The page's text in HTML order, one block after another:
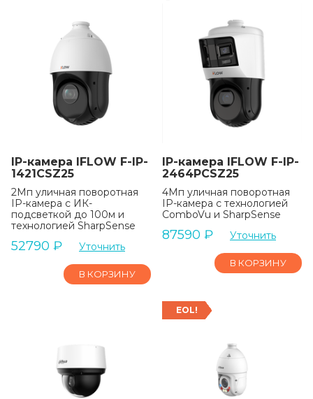
IP-камера IFLOW F-IP-
1421CSZ25
2Мп уличная поворотная
IP-камера с ИК-
подсветкой до 100м и
технологией SharpSense
52790 ₽ Уточнить
В КОРЗИНУ
IP-камера IFLOW F-IP-
2464PCSZ25
4Мп уличная поворотная
IP-камера с технологией
ComboVu и SharpSense
87590 ₽ Уточнить
В КОРЗИНУ
EOL!